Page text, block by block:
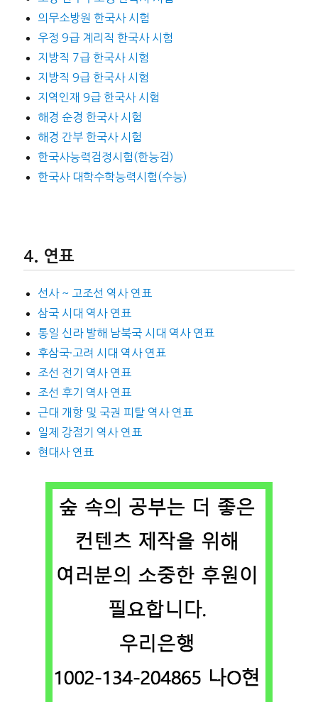
의무소방원 한국사 시험
우정 9급 계리직 한국사 시험
지방직 7급 한국사 시험
지방직 9급 한국사 시험
지역인재 9급 한국사 시험
해경 순경 한국사 시험
해경 간부 한국사 시험
한국사능력검정시험(한능검)
한국사 대학수학능력시험(수능)
연표
선사 ~ 고조선 역사 연표
삼국 시대 역사 연표
통일 신라 발해 남북국 시대 역사 연표
후삼국·고려 시대 역사 연표
조선 전기 역사 연표
조선 후기 역사 연표
근대 개항 및 국권 피탈 역사 연표
일제 강점기 역사 연표
현대사 연표